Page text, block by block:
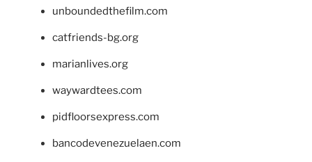
unboundedthefilm.com
catfriends-bg.org
marianlives.org
waywardtees.com
pidfloorsexpress.com
bancodevenezuelaen.com